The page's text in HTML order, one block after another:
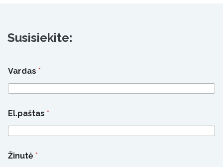
Susisiekite:
Vardas *
El.paštas *
Žinutė *